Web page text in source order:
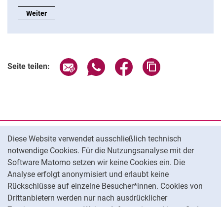
Diese Website verwendet ausschließlich technisch
notwendige Cookies. Für die Nutzungsanalyse mit der
Software Matomo setzen wir keine Cookies ein. Die
Analyse erfolgt anonymisiert und erlaubt keine
Rückschlüsse auf einzelne Besucher*innen. Cookies von
Drittanbietern werden nur nach ausdrücklicher
Schwerpunkt V:
Weiter
Seite teilen: Seite über E-Mail teilen
Seite über WhatsApp teilen
Seite über Facebook
Datenschutz
Barrierefreiheit
Transparenter KI-Einsatz
Impressum
Cookie-Einstellungen